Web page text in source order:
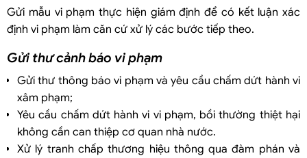
Gửi mẫu vi phạm thực hiện giám định để có kết luận xác
định vi phạm làm căn cứ xử lý các bước tiếp theo.
Gửi thư cảnh báo vi phạm
Gửi thư thông báo vi phạm và yêu cầu chấm dứt hành vi
xâm phạm;
Yêu cầu chấm dứt hành vi vi phạm, bồi thường thiệt hại
không cần can thiệp cơ quan nhà nước.
Xử lý tranh chấp thương hiệu thông qua đàm phán và